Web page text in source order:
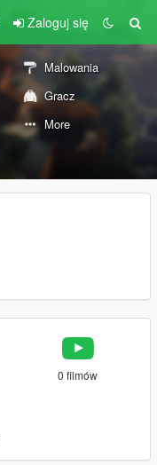
Zaloguj się
Malowania
Gracz
More
0 filmów